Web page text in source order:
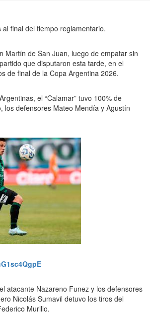
final del tiempo reglamentario.
Martín de San Juan, luego de empatar sin
que disputaron esta tarde, en el
de final de la Copa Argentina 2026.
el “Calamar” tuvo 100% de
los defensores Mateo Mendía y Agustín
atacante Nazareno Funez y los defensores
Nicolás Sumavil detuvo los tiros del
Murillo.